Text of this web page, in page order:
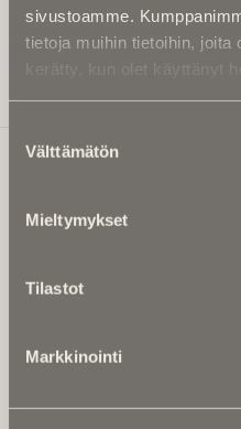
sivustoamme.
tietoja muihin tietoihin, joita
kerätty, kun olet käyttänyt
valinta
Välttämätön
Mieltymykset
Tilastot
Markkinointi
Tilaa Uutiskirje
Ikuisuusmedia
valtakunnallinen
kuolinuutiset ja kuolintiedot.
Anna palautetta